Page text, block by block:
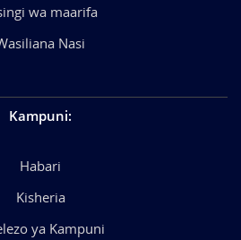
wa maarifa
Nasi
Kampuni:
Habari
Kisheria
ya Kampuni